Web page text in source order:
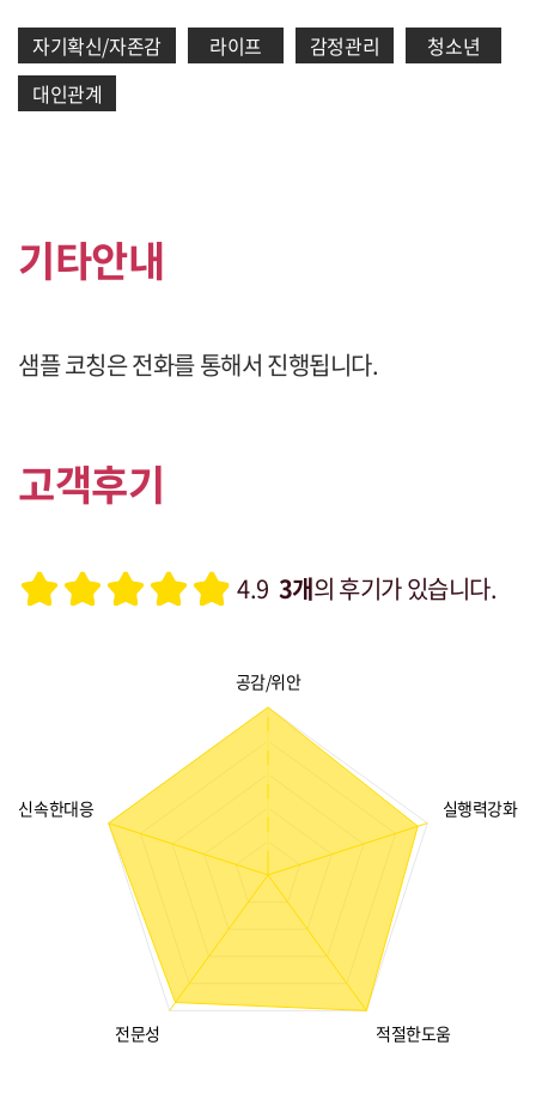
자기확신/자존감 라이프 감정관리
청소년
대인관계
기타안내
샘플 코칭은 전화를 통해서 진행됩니다.
고객후기
4.9 3개의 후기가 있습니다.